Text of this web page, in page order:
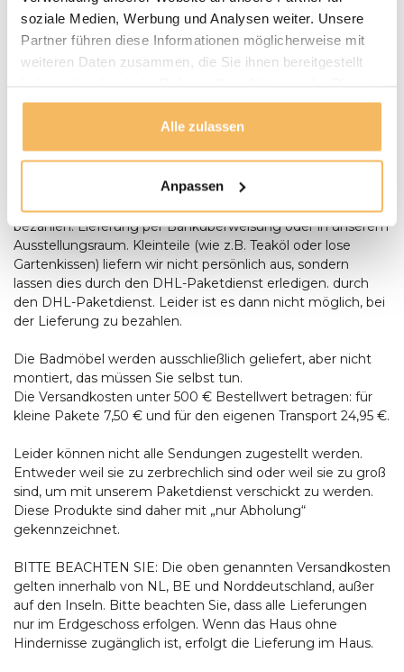
soziale Medien, Werbung und Analysen weiter. Unsere
Partner führen diese Informationen möglicherweise mit
weiteren Daten zusammen, die Sie ihnen bereitgestellt
gesammelt haben.
Alle zulassen
Anpassen
mit Ihnen einen Termin für die Lieferung. Unsere
Gartenmöbel werden bei Bedarf von unserem Fahrer
montiert und aufgestellt. Anlieferungen erfolgen nur
Bestellungen ab € 500,- werden kostenlos geliefert. Sie
können bei der Lieferung mit einem Stift oder in bar
machen, bei der Lieferung zu bezahlen, können Sie auch
per Banküberweisung oder in unserem Ausstellungsraum
bezahlen. Lieferung per Banküberweisung oder in unserem
Ausstellungsraum. Kleinteile (wie z.B. Teaköl oder lose
Gartenkissen) liefern wir nicht persönlich aus, sondern
lassen dies durch den DHL-Paketdienst erledigen. durch
den DHL-Paketdienst. Leider ist es dann nicht möglich, bei
der Lieferung zu bezahlen.
Die Badmöbel werden ausschließlich geliefert, aber nicht
montiert, das müssen Sie selbst tun.
Die Versandkosten unter 500 € Bestellwert betragen: für
kleine Pakete 7,50 € und für den eigenen Transport 24,95 €.
Leider können nicht alle Sendungen zugestellt werden.
Entweder weil sie zu zerbrechlich sind oder weil sie zu groß
sind, um mit unserem Paketdienst verschickt zu werden.
Diese Produkte sind daher mit „nur Abholung“
gekennzeichnet.
BITTE BEACHTEN SIE: Die oben genannten Versandkosten
gelten innerhalb von NL, BE und Norddeutschland, außer
auf den Inseln. Bitte beachten Sie, dass alle Lieferungen
nur im Erdgeschoss erfolgen. Wenn das Haus ohne
Hindernisse zugänglich ist, erfolgt die Lieferung im Haus.